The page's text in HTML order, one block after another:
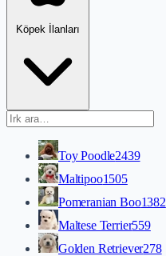
Köpek İlanları
Toy Poodle2439
Maltipoo1505
Pomeranian Boo1382
Maltese Terrier559
Golden Retriever278